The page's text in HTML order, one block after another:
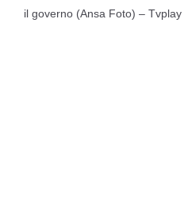
il governo (Ansa Foto) – Tvplay